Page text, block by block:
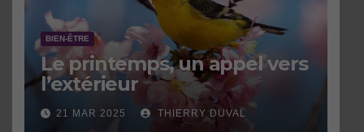
BIEN-ÊTRE
Le printemps, un appel vers
l’extérieur
21 MAR 2025 THIERRY DUVAL